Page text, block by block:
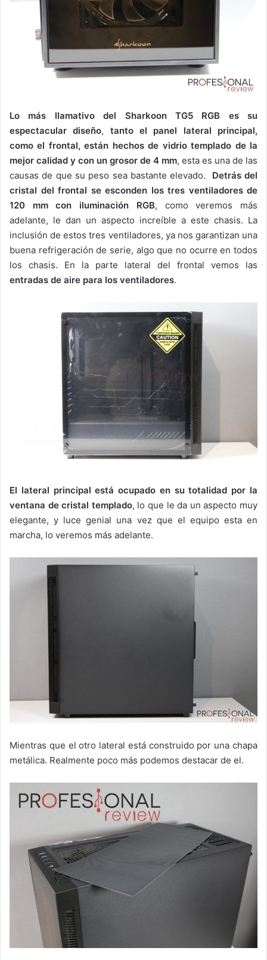
Lo más llamativo del Sharkoon TG5 RGB es su
espectacular diseño, tanto el panel lateral principal,
como el frontal, están hechos de vidrio templado de la
mejor calidad y con un grosor de 4 mm, esta es una de las
causas de que su peso sea bastante elevado. Detrás del
cristal del frontal se esconden los tres ventiladores de
120 mm con iluminación RGB, como veremos más
adelante, le dan un aspecto increíble a este chasis. La
inclusión de estos tres ventiladores, ya nos garantizan una
buena refrigeración de serie, algo que no ocurre en todos
los chasis. En la parte lateral del frontal vemos las
entradas de aire para los ventiladores.
El lateral principal está ocupado en su totalidad por la
ventana de cristal templado, lo que le da un aspecto muy
elegante, y luce genial una vez que el equipo esta en
marcha, lo veremos más adelante.
Mientras que el otro lateral está construido por una chapa
metálica. Realmente poco más podemos destacar de el.